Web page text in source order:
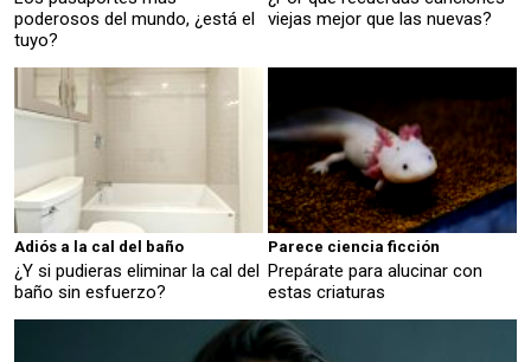
poderosos del mundo, ¿está el
tuyo?
viejas mejor que las nuevas?
Adiós a la cal del baño
¿Y si pudieras eliminar la cal del
baño sin esfuerzo?
Parece ciencia ficción
Prepárate para alucinar con
estas criaturas